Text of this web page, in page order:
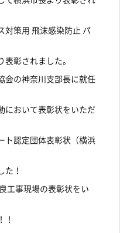
対策用 飛沫感染防止 パ
表彰されました。
会の神奈川支部長に就任
において表彰状をいただ
ト認定団体表彰状（横浜
た！
工事現場の表彰状をい
！